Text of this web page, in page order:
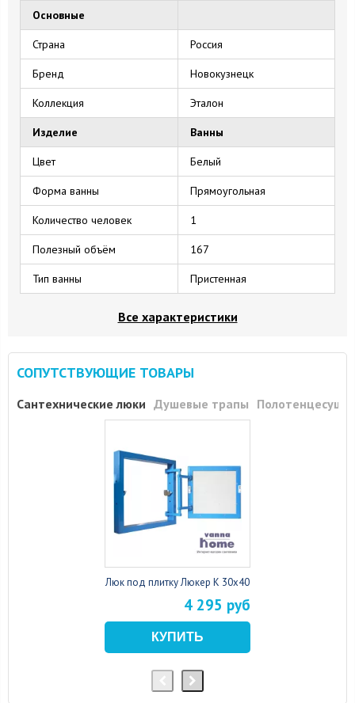
Основные
Страна Россия
Бренд Новокузнецк
Коллекция Эталон
Изделие Ванны
Цвет Белый
Форма ванны Прямоугольная
Количество человек 1
Полезный объём 167
Тип ванны Пристенная
Все характеристики
СОПУТСТВУЮЩИЕ ТОВАРЫ
Сантехнические люки Душевые трапы
Люк под плитку Люкер К 30x40
4 295 руб